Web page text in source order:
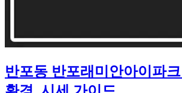
반포동 반포래미안아이파